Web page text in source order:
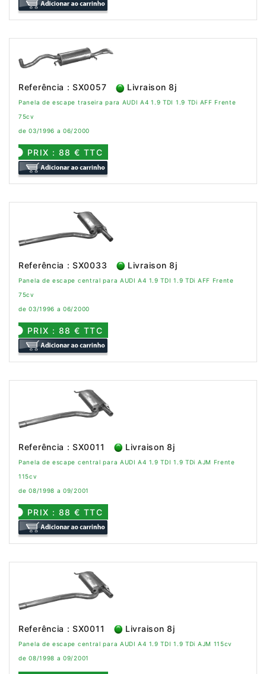
Referência : SX0057 Livraison 8j
Panela de escape traseira para AUDI A4 1.9 TDI 1.9 TDi AFF Frente
75cv
de 03/1996 a 06/2000
PRIX : 88 € TTC
Referência : SX0033 Livraison 8j
Panela de escape central para AUDI A4 1.9 TDI 1.9 TDi AFF Frente
75cv
de 03/1996 a 06/2000
PRIX : 88 € TTC
Referência : SX0011 Livraison 8j
Panela de escape central para AUDI A4 1.9 TDI 1.9 TDi AJM Frente
115cv
de 08/1998 a 09/2001
PRIX : 88 € TTC
Referência : SX0011 Livraison 8j
Panela de escape central para AUDI A4 1.9 TDI 1.9 TDi AJM 115cv
de 08/1998 a 09/2001